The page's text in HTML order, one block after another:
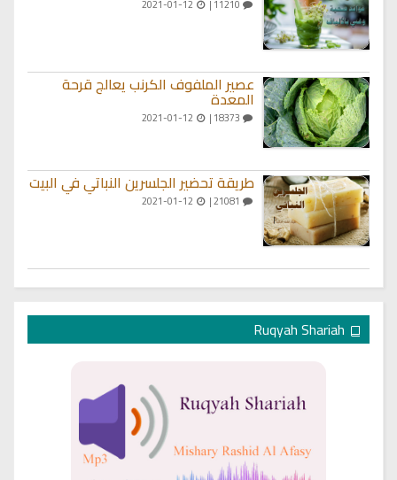
عصير الملفوف الكرنب يعالج قرحة
المعدة
طريقة تحضير الجلسرين النباتي في البيت